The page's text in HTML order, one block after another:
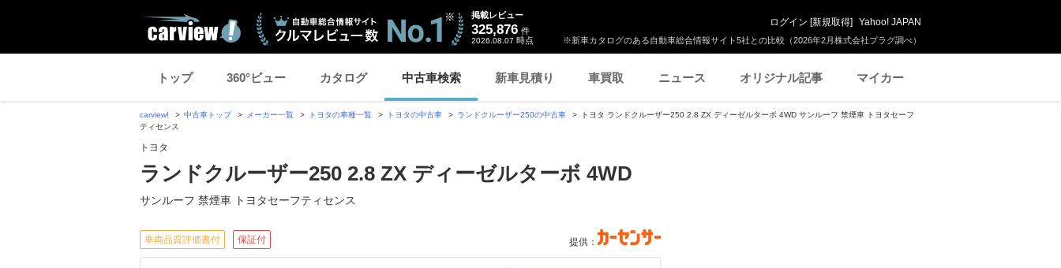
※新車カタログのある自動車総合情報サイト5社との比較（2026年2月株式会社プラグ調べ）
掲載レビュー
325,876 件
2026.08.07 時点
ログイン [新規取得] Yahoo! JAPAN
トップ 360°ビュー カタログ 中古車検索 新車見積り 車買取 ニュース オリジナル記事 マイカー
carview! 中古車トップ メーカー一覧 トヨタの車種一覧 トヨタの中古車 ランドクルーザー250の中古車
トヨタ ランドクルーザー250 2.8 ZX ディーゼルターボ 4WD サンルーフ 禁煙車 トヨタセーフ
ティセンス
トヨタ
ランドクルーザー250 2.8 ZX ディーゼルターボ 4WD
サンルーフ 禁煙車 トヨタセーフティセンス
車両品質評価書付 保証付 提供：